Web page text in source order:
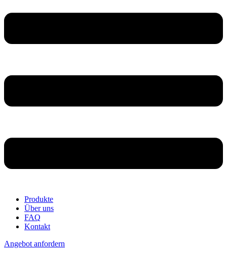
Produkte
Über uns
FAQ
Kontakt
Angebot anfordern